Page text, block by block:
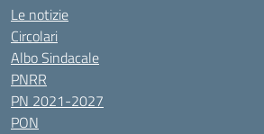
Le notizie
Circolari
Albo Sindacale
PNRR
PN 2021-2027
PON